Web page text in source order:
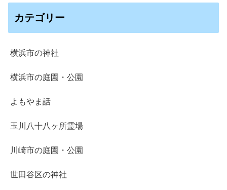
カテゴリー
横浜市の神社
横浜市の庭園・公園
よもやま話
玉川八十八ヶ所霊場
川崎市の庭園・公園
世田谷区の神社